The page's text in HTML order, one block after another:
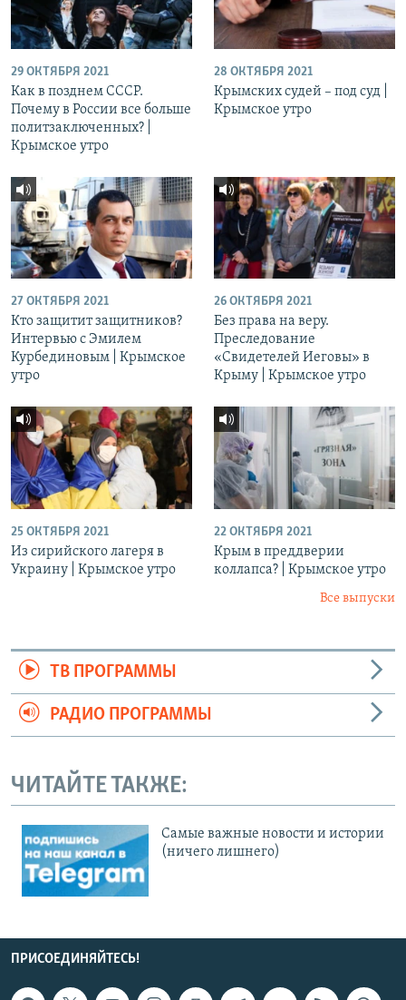
29 ОКТЯБРЯ 2021
Как в позднем СССР.
Почему в России все больше
политзаключенных? |
Крымское утро
28 ОКТЯБРЯ 2021
Крымских судей – под суд |
Крымское утро
27 ОКТЯБРЯ 2021
Кто защитит защитников?
Интервью с Эмилем
Курбединовым | Крымское
утро
26 ОКТЯБРЯ 2021
Без права на веру.
Преследование
«Свидетелей Иеговы» в
Крыму | Крымское утро
25 ОКТЯБРЯ 2021
Из сирийского лагеря в
Украину | Крымское утро
22 ОКТЯБРЯ 2021
Крым в преддверии
коллапса? | Крымское утро
Все выпуски
ТВ ПРОГРАММЫ
РАДИО ПРОГРАММЫ
ЧИТАЙТЕ ТАКЖЕ:
Cамые важные новости и истории
(ничего лишнего)
ПРИСОЕДИНЯЙТЕСЬ!